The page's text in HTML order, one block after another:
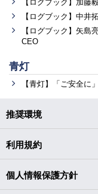
【ログブック】加藤
【ログブック】中井
【ログブック】矢島
CEO
青灯
【青灯】「ご安全に
推奨環境
利用規約
個人情報保護方針